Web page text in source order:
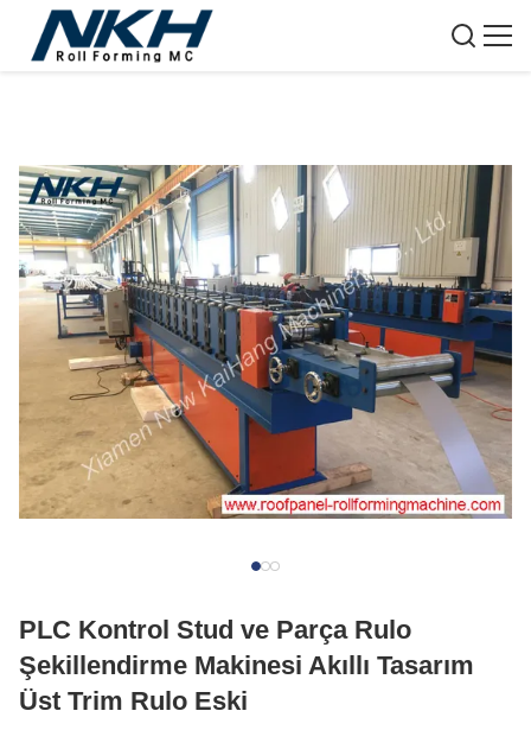
PLC Kontrol Stud ve Parça Rulo
Şekillendirme Makinesi Akıllı Tasarım
Üst Trim Rulo Eski